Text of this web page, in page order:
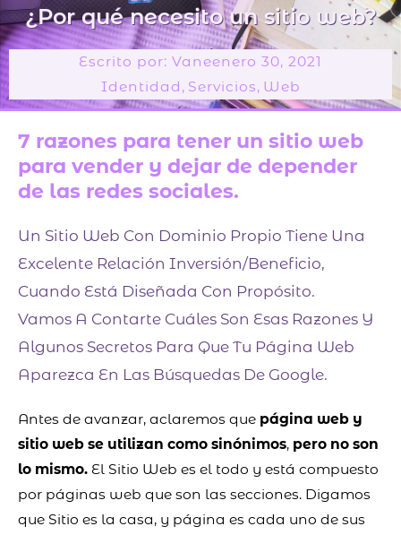
-
c
a
r
t
¿Por qué necesito un sitio web?
Escrito por: Vaneenero 30, 2021
Identidad , Servicios, Web
7 razones para tener un sitio web
para vender y dejar de depender
de las redes sociales.
Un Sitio Web Con Dominio Propio Tiene Una
Excelente Relación Inversión/beneficio,
Cuando Está Diseñada Con Propósito.
Vamos A Contarte Cuáles Son Esas Razones Y
Algunos Secretos Para Que Tu Página Web
Aparezca En Las Búsquedas De Google.
Antes de avanzar, aclaremos que página web y
sitio web se utilizan como sinónimos, pero no son
lo mismo. El Sitio Web es el todo y está compuesto
por páginas web que son las secciones. Digamos
que Sitio es la casa, y página es cada uno de sus